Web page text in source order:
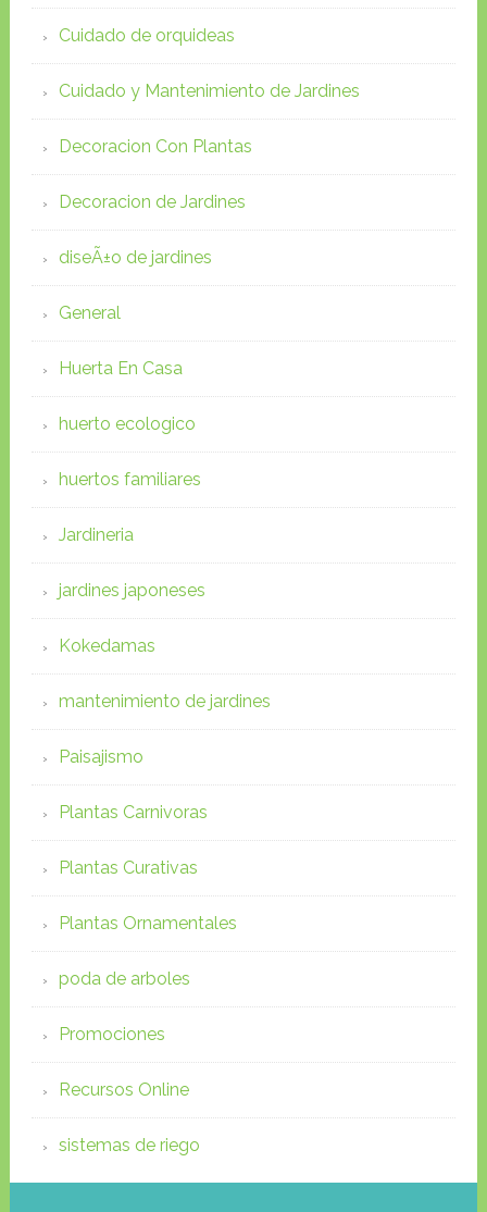
Cuidado de orquideas
Cuidado y Mantenimiento de Jardines
Decoracion Con Plantas
Decoracion de Jardines
diseÃ±o de jardines
General
Huerta En Casa
huerto ecologico
huertos familiares
Jardineria
jardines japoneses
Kokedamas
mantenimiento de jardines
Paisajismo
Plantas Carnivoras
Plantas Curativas
Plantas Ornamentales
poda de arboles
Promociones
Recursos Online
sistemas de riego